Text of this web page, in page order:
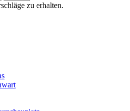
zu erhalten.